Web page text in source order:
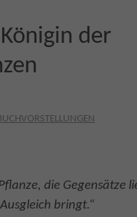
der
die Gegensätze
bringt.“